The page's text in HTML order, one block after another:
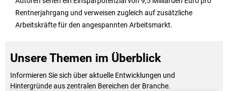
Rentnerjahrgang und verweisen zugleich auf zusätzliche
Arbeitskräfte für den angespannten Arbeitsmarkt.
Unsere Themen im Überblick
Informieren Sie sich über aktuelle Entwicklungen und
Hintergründe aus zentralen Bereichen der Branche.